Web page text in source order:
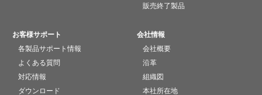
販売終了製品
お客様サポート
各製品サポート情報
よくある質問
対応情報
ダウンロード
会社情報
会社概要
沿革
組織図
本社所在地